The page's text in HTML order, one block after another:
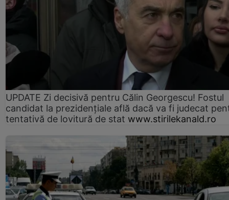
UPDATE Zi decisivă pentru Călin Georgescu! Fostul
candidat la prezidențiale află dacă va fi judecat
tentativă de lovitură de stat www.stirilekanald.ro